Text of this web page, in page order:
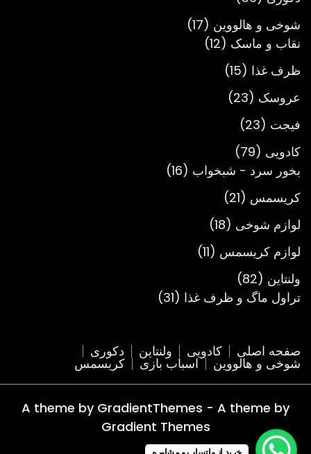
محصول
شوخی و هالووین 17
17
نقاب و ماسک 12
12
ظرف غذا 15
15
محصول
عروسک 23
23
فیجت 23
23
محصول
کادویی 79
79
محصول
بخور سرد - شبخواب 16
16
کریسمس 21
21
محصول
لوازم شوخی 18
18
محصول
لوازم کریسمس 11
11
ولنتاین 82
82
محصول
تراول ماگ و ظرف غذا 31
31
صفحه اصلی کادویی ولنتاین دکوری
شوخی و هالووین اسباب بازی کریسمس
A theme by GradientThemes - A theme by
Gradient Themes